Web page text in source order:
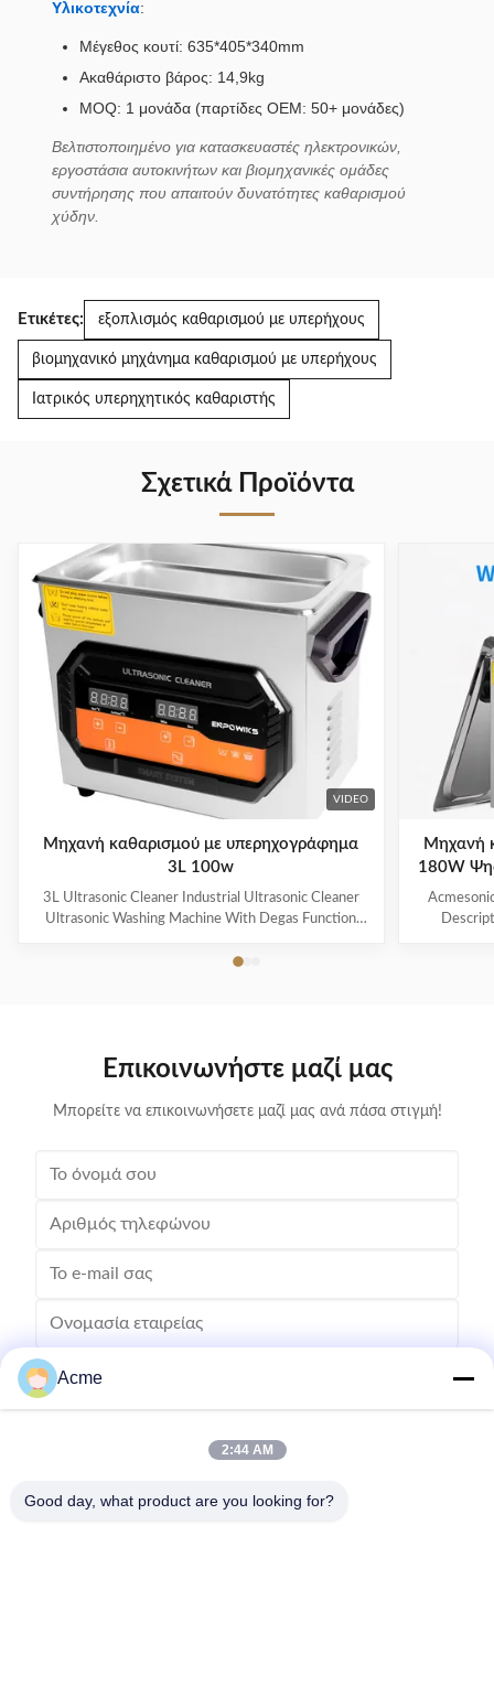
Υλικοτεχνία:
Μέγεθος κουτί: 635*405*340mm
Ακαθάριστο βάρος: 14,9kg
MOQ: 1 μονάδα (παρτίδες OEM: 50+ μονάδες)
Βελτιστοποιημένο για κατασκευαστές ηλεκτρονικών,
εργοστάσια αυτοκινήτων και βιομηχανικές ομάδες
συντήρησης που απαιτούν δυνατότητες καθαρισμού
χύδην.
Ετικέτες: εξοπλισμός καθαρισμού με υπερήχους
βιομηχανικό μηχάνημα καθαρισμού με υπερήχους
Ιατρικός υπερηχητικός καθαριστής
Σχετικά Προϊόντα
VIDEO
Μηχανή καθαρισμού με υπερηχογράφημα
3L 100w
3L Ultrasonic Cleaner Industrial Ultrasonic Cleaner
Ultrasonic Washing Machine With Degas Function
Ultrasonic Transducer(2x60W=120W)】Designed
bubbles to gently remove dirt in minutes without
damage your valuables; Voltage: 110 V. Heating
Μηχανή
180W
Επικοινωνήστε μαζί μας
Μπορείτε να επικοινωνήσετε μαζί μας ανά πάσα στιγμή!
Στείλετε
Acme
2:44 AM
Good day, what product are you looking for?